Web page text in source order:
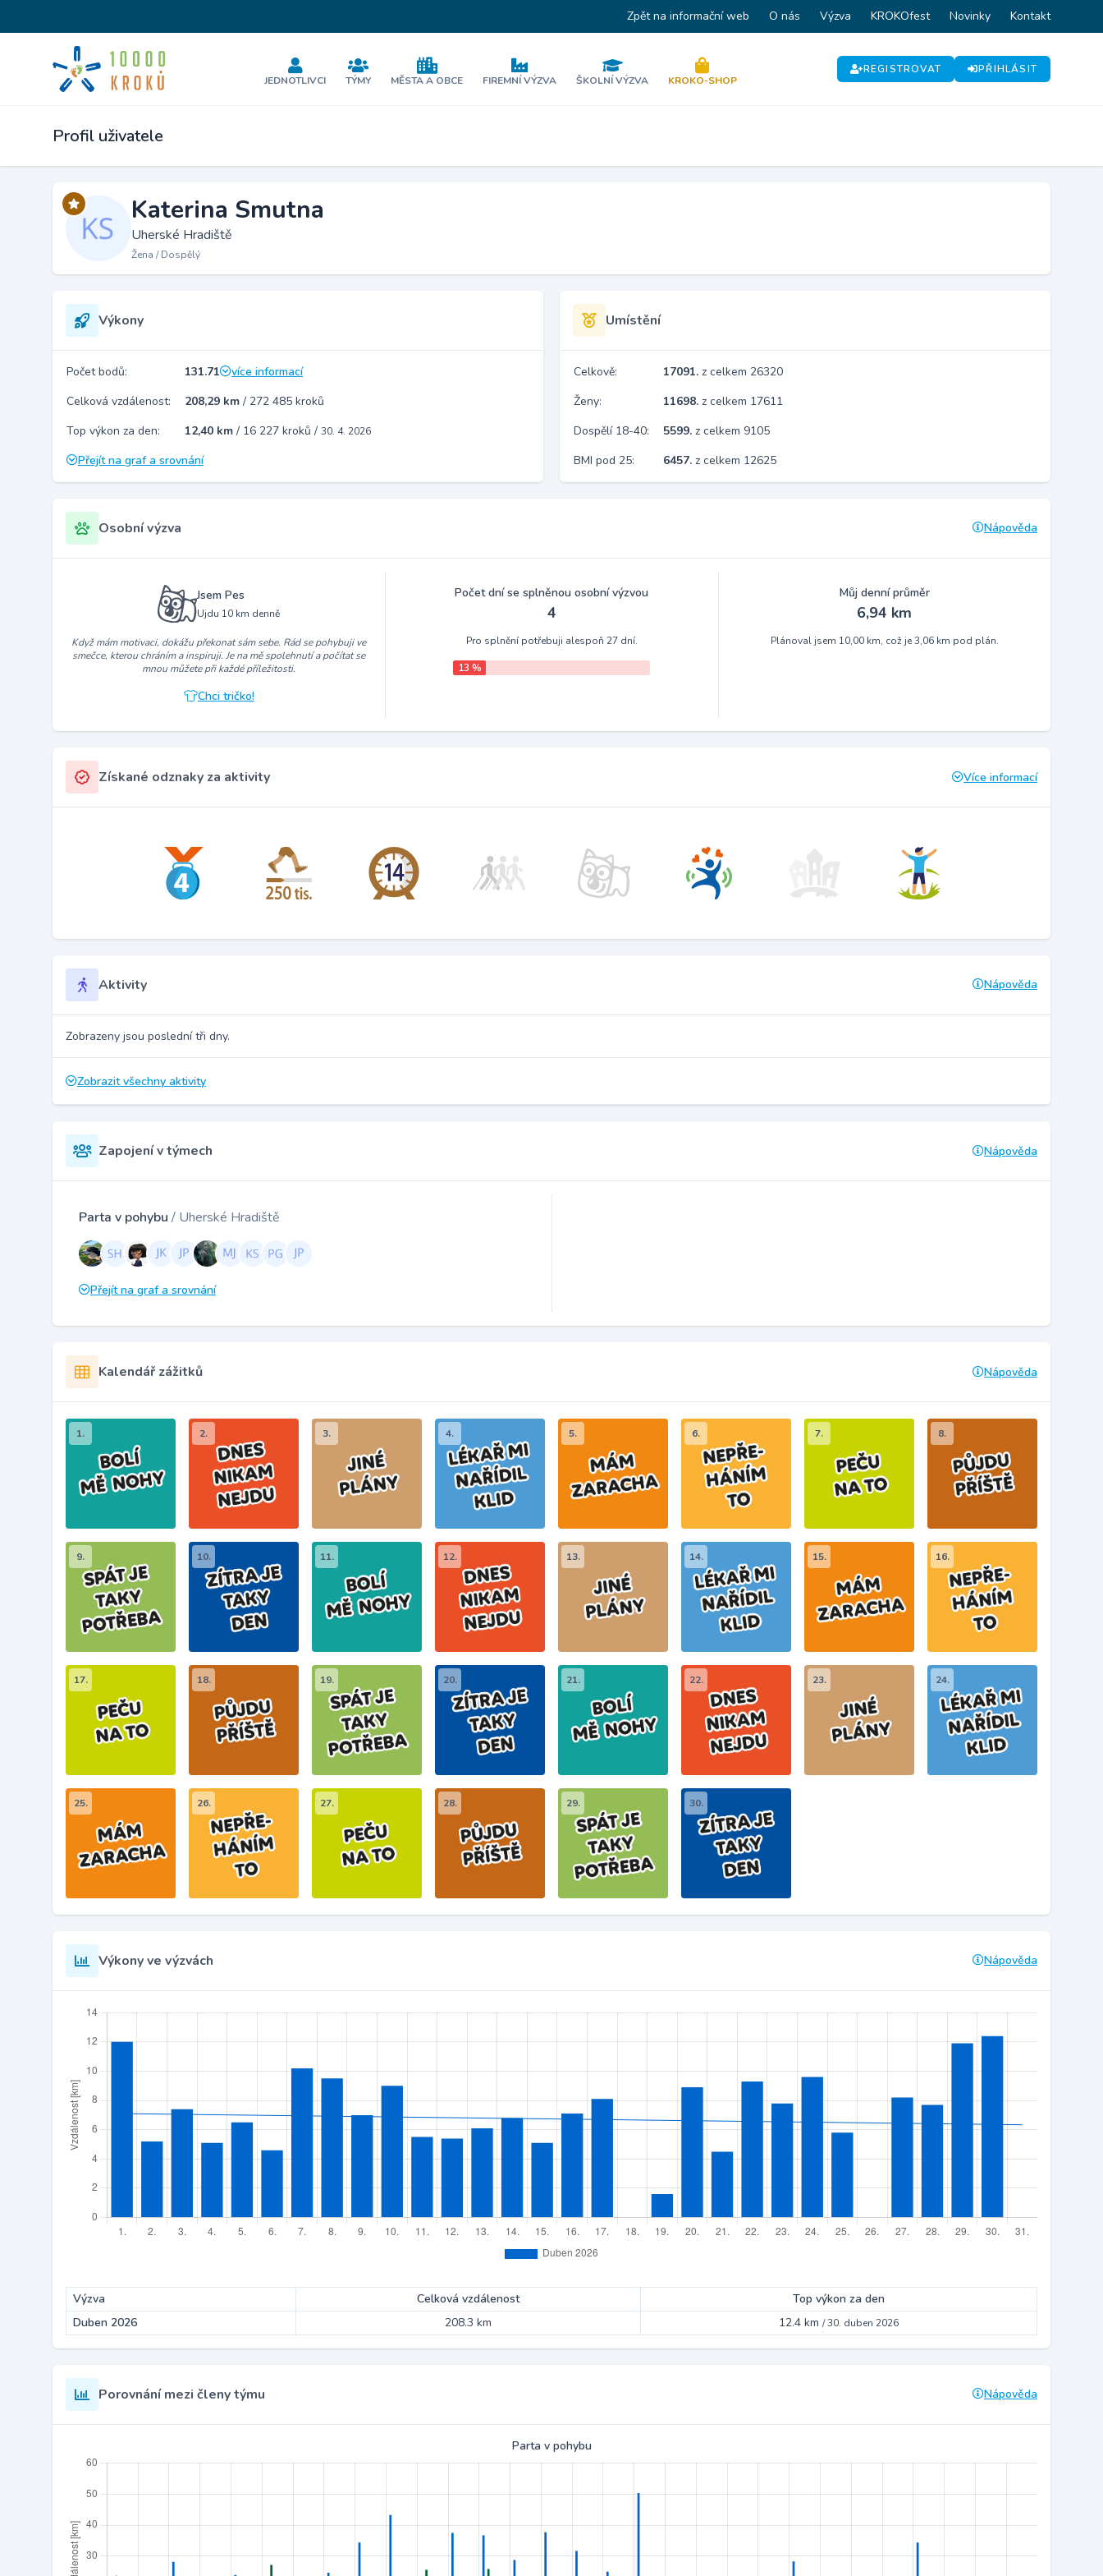
Zpět na informační web O nás Výzva KROKOfest Novinky Kontakt
JEDNOTLIVCI TÝMY MĚSTA A OBCE FIREMNÍ VÝZVA ŠKOLNÍ VÝZVA KROKO-SHOP
REGISTROVAT PŘIHLÁSIT
Profil uživatele
Katerina Smutna
Uherské Hradiště
Žena / Dospělý
Výkony
Počet bodů: 131.71
více informací
Celková vzdálenost:
208,29 km / 272 485 kroků
Top výkon za den:
12,40 km / 16 227 kroků / 30. 4. 2026
Přejít na graf a srovnání
Umístění
Celkově: 17091. z celkem 26320
Ženy:
11698. z celkem 17611
Dospělí 18-40:
5599. z celkem 9105
BMI pod 25:
6457. z celkem 12625
Osobní výzva Nápověda
Jsem Pes
Ujdu 10 km denně
Když mám motivaci, dokážu překonat sám sebe. Rád se pohybuji ve
smečce, kterou chráním a inspiruji. Je na mě spolehnutí a počítat se
mnou můžete při každé příležitosti.
Chci tričko!
Počet dní se splněnou osobní výzvou
4
Pro splnění potřebuji alespoň 27 dní.
13 %
Můj denní průměr
6,94 km
Plánoval jsem 10,00 km, což je 3,06 km pod plán.
Získané odznaky za aktivity Více informací
Aktivity Nápověda
Zobrazeny jsou poslední tři dny.
Zobrazit všechny aktivity
Zapojení v týmech Nápověda
Parta v pohybu / Uherské Hradiště
Přejít na graf a srovnání
Kalendář zážitků Nápověda
1. 2. 3. 4. 5. 6. 7. 8.
9. 10. 11. 12. 13. 14. 15. 16.
17. 18. 19. 20. 21. 22. 23. 24.
25. 26. 27. 28. 29. 30.
Výkony ve výzvách Nápověda
Výzva Celková vzdálenost
Top výkon za den
Duben 2026
208.3 km 12.4 km /30. duben 2026
Porovnání mezi členy týmu Nápověda
Parta v pohybu